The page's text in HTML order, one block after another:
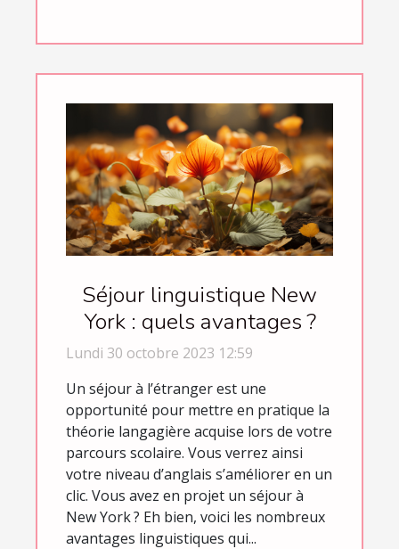
Séjour linguistique New
York : quels avantages ?
Lundi 30 octobre 2023 12:59
Un séjour à l’étranger est une
opportunité pour mettre en pratique la
théorie langagière acquise lors de votre
parcours scolaire. Vous verrez ainsi
votre niveau d’anglais s’améliorer en un
clic. Vous avez en projet un séjour à
New York ? Eh bien, voici les nombreux
avantages linguistiques qui...